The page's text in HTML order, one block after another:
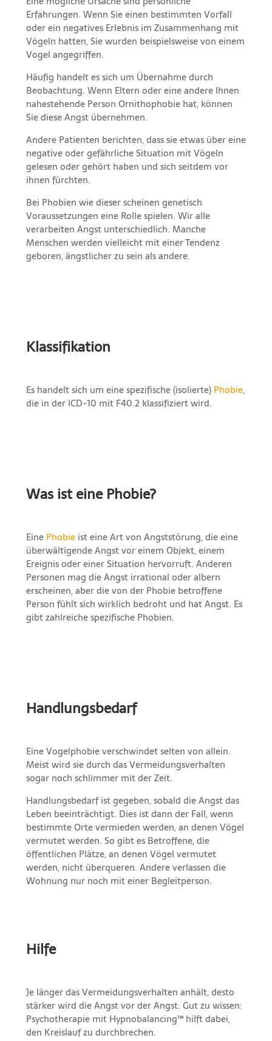
Erfahrungen. Wenn Sie einen bestimmten Vorfall
oder ein negatives Erlebnis im Zusammenhang mit
Vögeln hatten, Sie wurden beispielsweise von einem
Vogel angegriffen.
Häufig handelt es sich um Übernahme durch
Beobachtung. Wenn Eltern oder eine andere Ihnen
nahestehende Person Ornithophobie hat, können
Sie diese Angst übernehmen.
Andere Patienten berichten, dass sie etwas über eine
negative oder gefährliche Situation mit Vögeln
gelesen oder gehört haben und sich seitdem vor
ihnen fürchten.
Bei Phobien wie dieser scheinen genetisch
Voraussetzungen eine Rolle spielen. Wir alle
verarbeiten Angst unterschiedlich. Manche
Menschen werden vielleicht mit einer Tendenz
geboren, ängstlicher zu sein als andere.
Klassifikation
Es handelt sich um eine spezifische (isolierte) Phobie,
die in der ICD-10 mit F40.2 klassifiziert wird.
Was ist eine Phobie?
Eine Phobieist eine Art von Angststörung, die eine
überwältigende Angst vor einem Objekt, einem
Ereignis oder einer Situation hervorruft. Anderen
Personen mag die Angst irrational oder albern
erscheinen, aber die von der Phobie betroffene
Person fühlt sich wirklich bedroht und hat Angst. Es
gibt zahlreiche spezifische Phobien.
Handlungsbedarf
Eine Vogelphobie verschwindet selten von allein.
Meist wird sie durch das Vermeidungsverhalten
sogar noch schlimmer mit der Zeit.
Handlungsbedarf ist gegeben, sobald die Angst das
Leben beeinträchtigt. Dies ist dann der Fall, wenn
bestimmte Orte vermieden werden, an denen Vögel
vermutet werden. So gibt es Betroffene, die
öffentlichen Plätze, an denen Vögel vermutet
werden, nicht überqueren. Andere verlassen die
Wohnung nur noch mit einer Begleitperson.
Hilfe
Je länger das Vermeidungsverhalten anhält, desto
stärker wird die Angst vor der Angst. Gut zu wissen:
Psychotherapie mit Hypnobalancing™ hilft dabei,
den Kreislauf zu durchbrechen.